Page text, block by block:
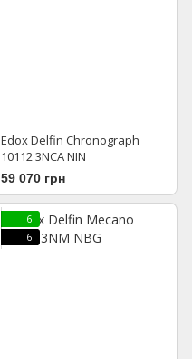
Edox Delfin Chronograph
10112 3NCA NIN
59 070 грн
6
6